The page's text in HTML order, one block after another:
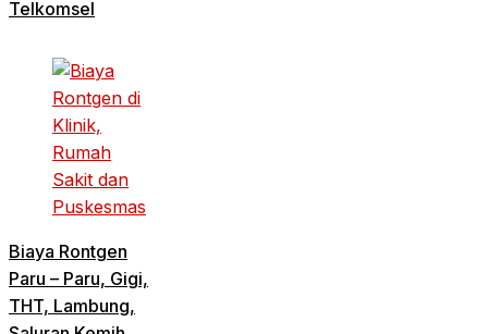
Telkomsel
Biaya Rontgen
Paru – Paru, Gigi,
THT, Lambung,